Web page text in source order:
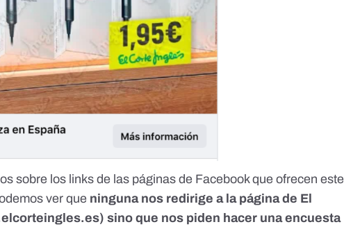
sobre los links de las páginas de Facebook que ofrecen este
ver que ninguna nos redirige a la página de El
) sino que nos piden hacer una encuesta